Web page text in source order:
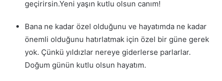
geçirirsin.Yeni yaşın kutlu olsun canım!
Bana ne kadar özel olduğunu ve hayatımda ne kadar
önemli olduğunu hatırlatmak için özel bir güne gerek
yok. Çünkü yıldızlar nereye giderlerse parlarlar.
Doğum günün kutlu olsun hayatım.